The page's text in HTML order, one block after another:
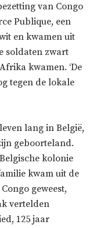
van Congo
Publique, een
en kwamen uit
soldaten zwart
kwamen. ‘De
tegen de lokale
lang in België,
geboorteland.
kolonie
kwam uit de
geweest,
vertelden
125 jaar